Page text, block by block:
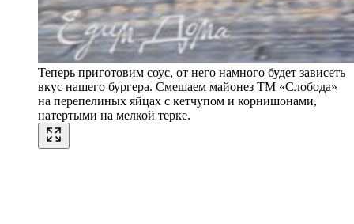
Теперь приготовим соус, от него намного будет зависеть
вкус нашего бургера. Смешаем майонез ТМ «Слобода»
на перепелиных яйцах с кетчупом и корнишонами,
натертыми на мелкой терке.